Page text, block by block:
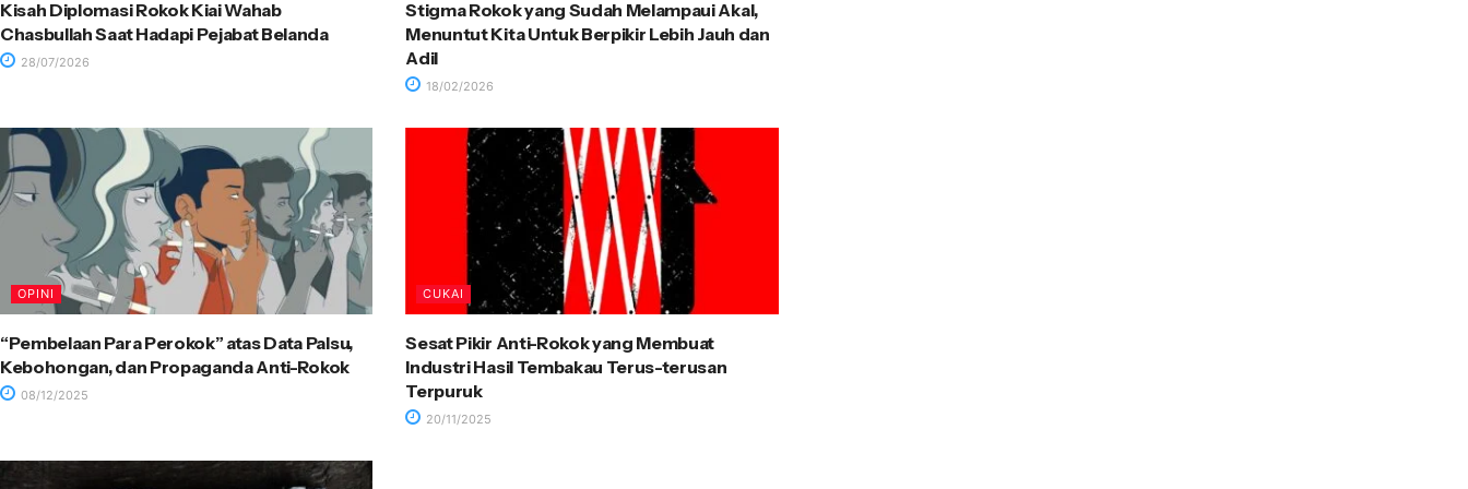
Kisah Diplomasi Rokok Kiai Wahab
Chasbullah Saat Hadapi Pejabat Belanda
28/07/2026
Stigma Rokok yang Sudah Melampaui Akal,
Menuntut Kita Untuk Berpikir Lebih Jauh dan
Adil
18/02/2026
OPINI
“Pembelaan Para Perokok” atas Data Palsu,
Kebohongan, dan Propaganda Anti-Rokok
08/12/2025
CUKAI
Sesat Pikir Anti-Rokok yang Membuat
Industri Hasil Tembakau Terus-terusan
Terpuruk
20/11/2025